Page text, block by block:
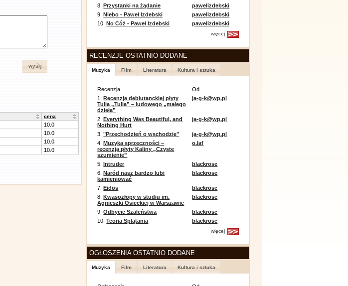
wyślij
cena
10.0
10.0
10.0
10.0
8.Przystanki na żądanie
pawelizdebski
9.Niebo - Paweł Izdebski
pawelizdebski
10.No Cóż - Paweł Izdebski pawelizdebski
więcej
RECENZJE OSTATNIO DODANE
Muzyka Film Literatura Kultura i sztuka
Recenzja
Od
1.Recenzja debiutanckiej płyty
Tulia „Tulia” – ludowego „małego
dzieła”
ja-g-k@wp.pl
2.Everything Was Beautiful, and
Nothing Hurt
ja-g-k@wp.pl
3."Przechodzień o wschodzie"
ja-g-k@wp.pl
4.Muzyka sprzeczności –
recenzja płyty Kaliny „Czyste
szumienie”
o.laf
5.Intruder
blackrose
6.Naród nasz bardzo lubi
kamieniować
blackrose
7.Eidos
blackrose
8.Kwasożłopy w studiu im.
Agnieszki Osieckiej w Warszawie
blackrose
9.Odbycie Szaleństwa
blackrose
10.Teoria Splątania blackrose
więcej
OGŁOSZENIA OSTATNIO DODANE
Muzyka Film Literatura Kultura i sztuka